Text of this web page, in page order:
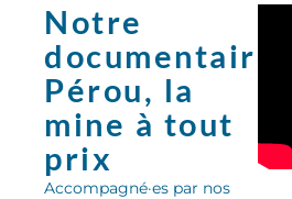
Notre
documentaire:
Pérou, la
mine à tout
prix
Accompagné·es par nos